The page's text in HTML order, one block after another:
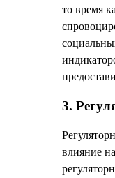
то время
3.
влияние